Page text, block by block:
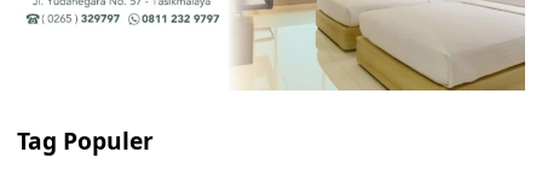
Tag Populer